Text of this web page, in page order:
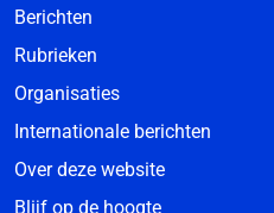
Berichten
Rubrieken
Organisaties
Internationale berichten
Over deze website
Blijf op de hoogte